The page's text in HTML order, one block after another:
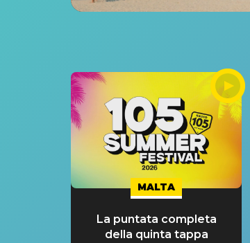
MALTA
La puntata completa
della quinta tappa